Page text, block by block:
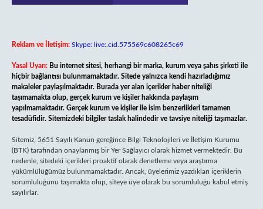
Reklam ve İletişim: Skype: live:.cid.575569c608265c69
Yasal Uyarı: Bu internet sitesi, herhangi bir marka, kurum veya şahıs şirketi ile
hiçbir bağlantısı bulunmamaktadır. Sitede yalnızca kendi hazırladığımız
makaleler paylaşılmaktadır. Burada yer alan içerikler haber niteliği
taşımamakta olup, gerçek kurum ve kişiler hakkında paylaşım
yapılmamaktadır. Gerçek kurum ve kişiler ile isim benzerlikleri tamamen
tesadüfidir. Sitemizdeki bilgiler taslak halindedir ve tavsiye niteliği taşımazlar.
Sitemiz, 5651 Sayılı Kanun gereğince Bilgi Teknolojileri ve İletişim Kurumu
(BTK) tarafından onaylanmış bir Yer Sağlayıcı olarak hizmet vermektedir. Bu
nedenle, sitedeki içerikleri proaktif olarak denetleme veya araştırma
yükümlülüğümüz bulunmamaktadır. Ancak, üyelerimiz yazdıkları içeriklerin
sorumluluğunu taşımakta olup, siteye üye olarak bu sorumluluğu kabul etmiş
sayılırlar.